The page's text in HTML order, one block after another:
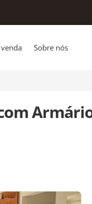
Sobre nós